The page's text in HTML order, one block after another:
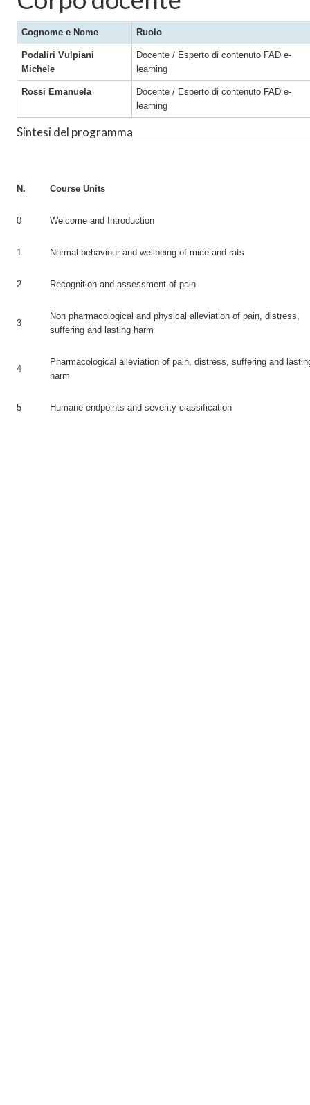
Cognome e Nome Ruolo
Podaliri Vulpiani
Michele
Docente / Esperto di contenuto FAD e-
learning
Rossi Emanuela
Docente / Esperto di contenuto FAD e-
learning
Sintesi del programma
N. Course Units
0 Welcome and Introduction
1 Normal behaviour and wellbeing of mice and rats
2 Recognition and assessment of pain
3
Non pharmacological and physical alleviation of pain, distress,
suffering and lasting harm
4
Pharmacological alleviation of pain, distress, suffering and
harm
5 Humane endpoints and severity classification